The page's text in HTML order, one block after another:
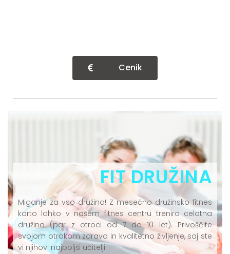
Cenik
FIT DRUŽINA
Miganje za vso družino! Z mesečno družinsko fitnes
karto lahko v našem fitnes centru trenira celotna
družina (par z otroci od 7 do 10 let). Privoščite
svojom otrokom zdravo in kvalitetno življenje, saj ste
vi njihovi najboljši učitelji!